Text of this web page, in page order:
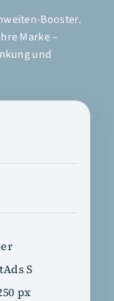
Booster.
Marke –
und
S
px